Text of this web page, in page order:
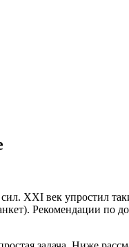
XXI век упростил
Рекомендации по